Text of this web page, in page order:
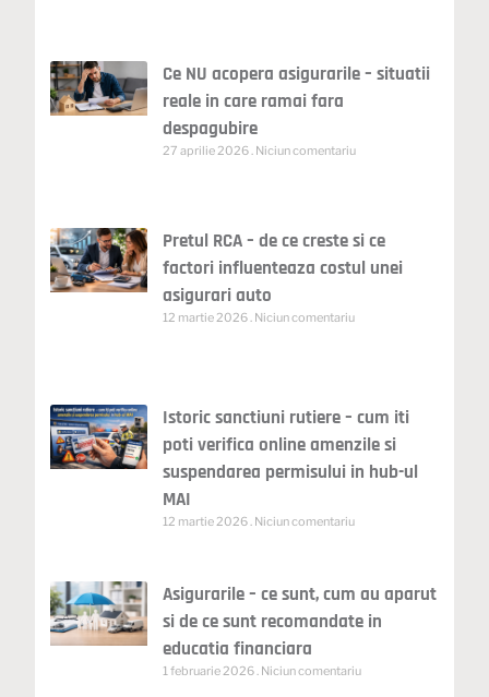
Ce NU acopera asigurarile – situatii
reale in care ramai fara
despagubire
27 aprilie 2026 Niciun comentariu
Pretul RCA – de ce creste si ce
factori influenteaza costul unei
asigurari auto
12 martie 2026 Niciun comentariu
Istoric sanctiuni rutiere – cum iti
poti verifica online amenzile si
suspendarea permisului in hub-ul
MAI
12 martie 2026 Niciun comentariu
Asigurarile – ce sunt, cum au aparut
si de ce sunt recomandate in
educatia financiara
1 februarie 2026 Niciun comentariu